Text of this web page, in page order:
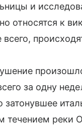
и
относятся к
за одну
реки